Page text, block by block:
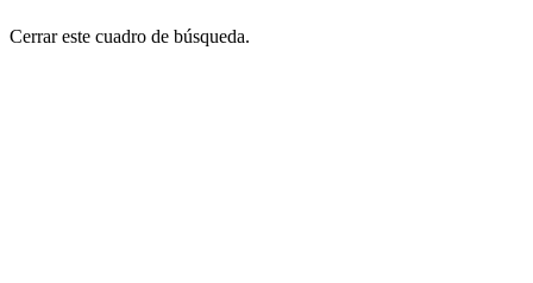
Cerrar este cuadro de búsqueda.